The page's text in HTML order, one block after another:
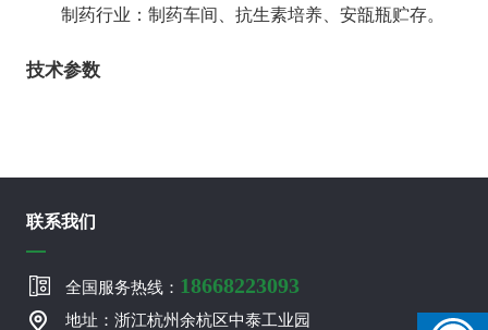
制药行业：制药车间、抗生素培养、安瓿瓶贮存。
技术参数
联系我们
全国服务热线： 18668223093
地址：浙江杭州余杭区中泰工业园